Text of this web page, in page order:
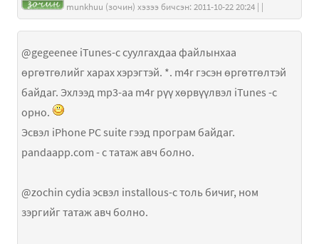
munkhuu (зочин) хэзээ бичсэн: 2011-10-22 20:24 | |
@gegeenee iTunes-с суулгахдаа файлынхаа
өргөтгөлийг харах хэрэгтэй. *. m4r гэсэн өргөтгөлтэй
байдаг. Эхлээд mp3-аа m4r рүү хөрвүүлвэл iTunes -с
орно.
Эсвэл iPhone PC suite гээд програм байдаг.
pandaapp.com - с татаж авч болно.
@zochin cydia эсвэл installous-с толь бичиг, ном
зэргийг татаж авч болно.